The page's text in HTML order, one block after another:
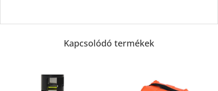
Kapcsolódó termékek